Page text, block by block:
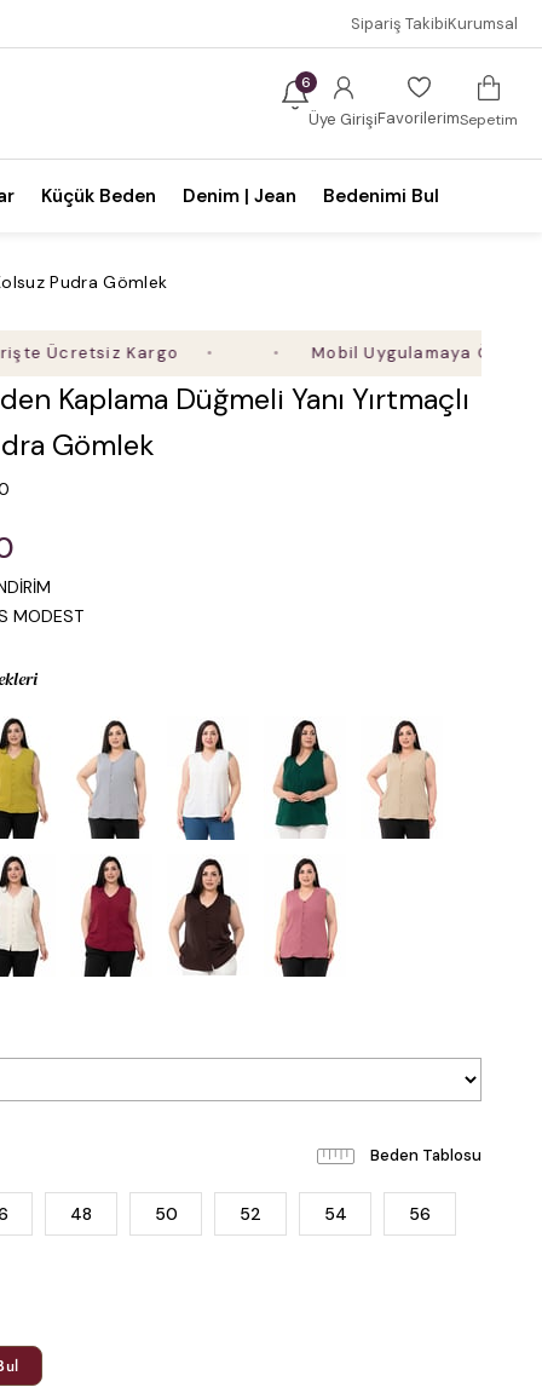
Sipariş TakibiKurumsal
6
Üye GirişiFavorilerimSepetim
Küçük Beden Denim | Jean Bedenimi Bul
Pudra Gömlek
Kargo Mobil Uygulamaya Özel Ek %5
Kaplama Düğmeli Yanı Yırtmaçlı
Gömlek
MODEST
Beden Tablosu
48 50 52 54 56